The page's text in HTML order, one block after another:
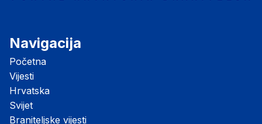
Navigacija
Početna
Vijesti
Hrvatska
Svijet
Braniteljske vijesti